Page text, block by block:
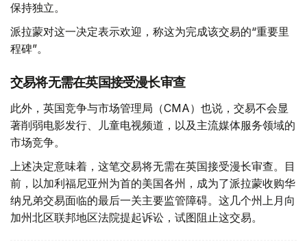
保持独立。
派拉蒙对这一决定表示欢迎，称这为完成该交易的“重要里
程碑”。
交易将无需在英国接受漫长审查
此外，英国竞争与市场管理局（CMA）也说，交易不会显
著削弱电影发行、儿童电视频道，以及主流媒体服务领域的
市场竞争。
上述决定意味着，这笔交易将无需在英国接受漫长审查。目
前，以加利福尼亚州为首的美国各州，成为了派拉蒙收购华
纳兄弟交易面临的最后一关主要监管障碍。这几个州上月向
加州北区联邦地区法院提起诉讼，试图阻止这交易。